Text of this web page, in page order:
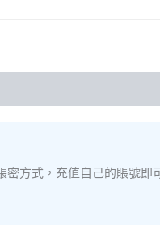
方式，充值自己的賬號